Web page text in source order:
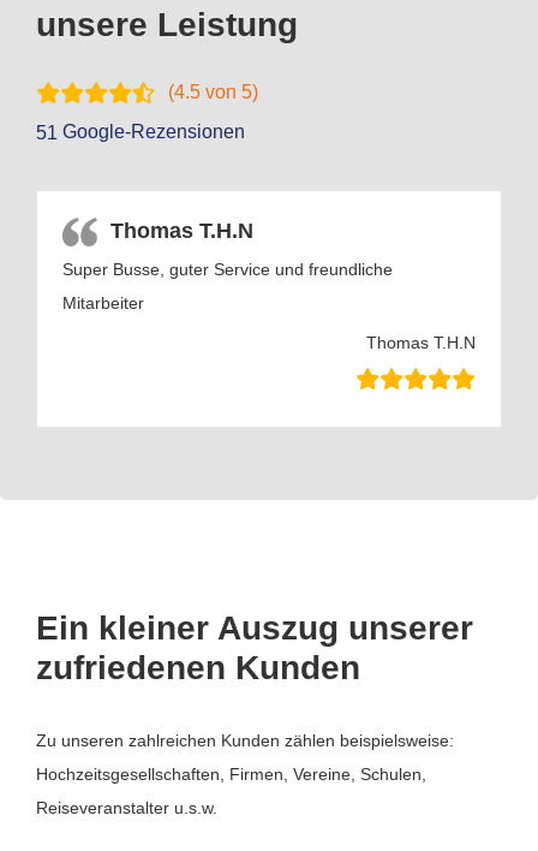
unsere Leistung
(4.5 von 5)
51 Google-Rezensionen
Thomas T.H.N
Super Busse, guter Service und freundliche
Mitarbeiter
Thomas T.H.N
Ein kleiner Auszug unserer
zufriedenen Kunden
Zu unseren zahlreichen Kunden zählen beispielsweise:
Hochzeitsgesellschaften, Firmen, Vereine, Schulen,
Reiseveranstalter u.s.w.